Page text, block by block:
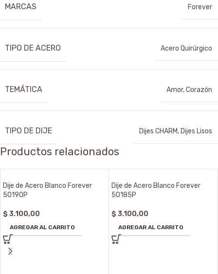
MARCAS Forever
TIPO DE ACERO Acero Quirúrgico
TEMÁTICA Amor,Corazón
TIPO DE DIJE Dijes CHARM, Dijes Lisos
Productos relacionados
Dije de Acero Blanco Forever
50190P
$ 3.100,00
AGREGAR AL CARRITO
Dije de Acero Blanco Forever
50185P
$ 3.100,00
AGREGAR AL CARRITO